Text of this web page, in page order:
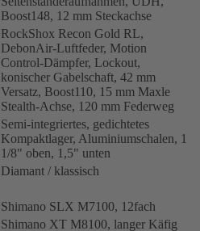
Boost148, 12 mm Steckachse
RockShox Recon Gold RL,
DebonAir-Luftfeder, Motion
Control-Dämpfer, Lockout,
konischer Gabelschaft, 42 mm
Versatz, Boost110, 15 mm Maxle
Stealth-Achse, 120 mm Federweg
Semi-integriertes, gedichtetes
Kompaktlager, Aluminiumschalen, 1
1/8" oben, 1,5" unten
Diamant / klassisch
Shimano SLX M7100, 12fach
Shimano XT M8100, langer Käfig